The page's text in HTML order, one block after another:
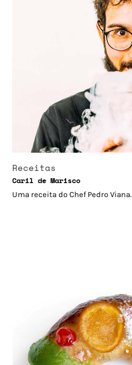
Receitas
Caril de Marisco
Uma receita do Chef Pedro Viana.